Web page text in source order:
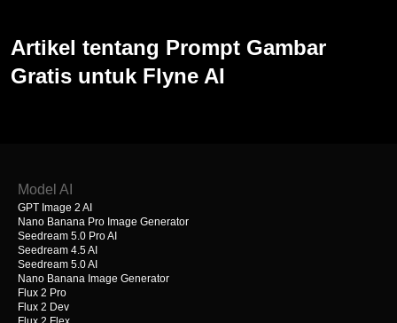
Artikel tentang Prompt Gambar
Gratis untuk Flyne AI
Model AI
GPT Image 2 AI
Nano Banana Pro Image Generator
Seedream 5.0 Pro AI
Seedream 4.5 AI
Seedream 5.0 AI
Nano Banana Image Generator
Flux 2 Pro
Flux 2 Dev